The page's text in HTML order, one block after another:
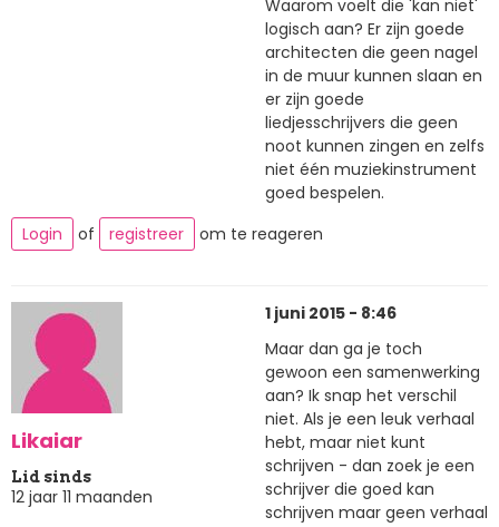
Waarom voelt die 'kan niet'
logisch aan? Er zijn goede
architecten die geen nagel
in de muur kunnen slaan en
er zijn goede
liedjesschrijvers die geen
noot kunnen zingen en zelfs
niet één muziekinstrument
goed bespelen.
Login
of registreer om te reageren
Likaiar
Lid sinds
12 jaar 11 maanden
1 juni 2015 - 8:46
Maar dan ga je toch
gewoon een samenwerking
aan? Ik snap het verschil
niet. Als je een leuk verhaal
hebt, maar niet kunt
schrijven - dan zoek je een
schrijver die goed kan
schrijven maar geen verhaal